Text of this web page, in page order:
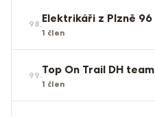
98.Elektrikáři z Plzně 96
1 člen
99.Top On Trail DH team
1 člen